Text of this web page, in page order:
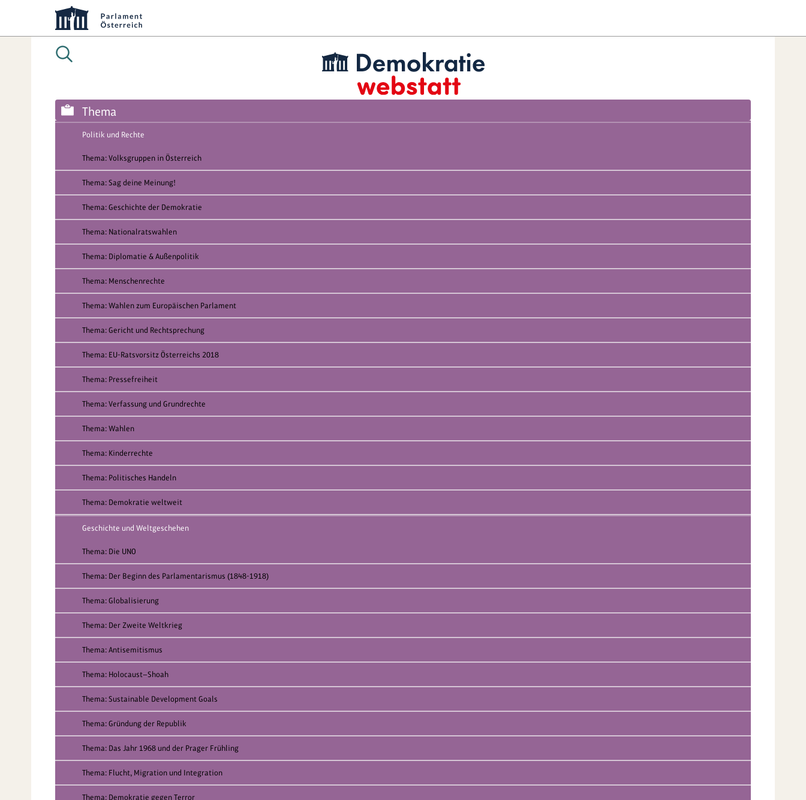
Thema
Politik und Rechte
Thema: Volksgruppen in Österreich
Thema: Sag deine Meinung!
Thema: Geschichte der Demokratie
Thema: Nationalratswahlen
Thema: Diplomatie & Außenpolitik
Thema: Menschenrechte
Thema: Wahlen zum Europäischen Parlament
Thema: Gericht und Rechtsprechung
Thema: EU-Ratsvorsitz Österreichs 2018
Thema: Pressefreiheit
Thema: Verfassung und Grundrechte
Thema: Wahlen
Thema: Kinderrechte
Thema: Politisches Handeln
Thema: Demokratie weltweit
Geschichte und Weltgeschehen
Thema: Die UNO
Thema: Der Beginn des Parlamentarismus (1848-1918)
Thema: Globalisierung
Thema: Der Zweite Weltkrieg
Thema: Antisemitismus
Thema: Holocaust—Shoah
Thema: Sustainable Development Goals
Thema: Gründung der Republik
Thema: Das Jahr 1968 und der Prager Frühling
Thema: Flucht, Migration und Integration
Thema: Demokratie gegen Terror